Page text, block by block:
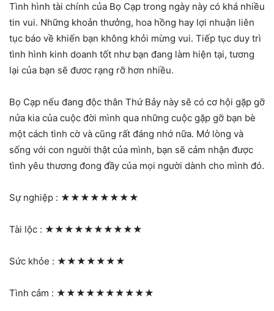
Tình hình tài chính của Bọ Cạp trong ngày này có khá nhiều
tin vui. Những khoản thưởng, hoa hồng hay lợi nhuận liên
tục báo về khiến bạn không khỏi mừng vui. Tiếp tục duy trì
tình hình kinh doanh tốt như bạn đang làm hiện tại, tương
lại của bạn sẽ đươc rạng rỡ hơn nhiều.
Bọ Cạp nếu đang độc thân Thứ Bảy này sẽ có cơ hội gặp gỡ
nửa kia của cuộc đời mình qua những cuộc gặp gỡ bạn bè
một cách tình cờ và cũng rất đáng nhớ nữa. Mở lòng và
sống với con người thật của mình, bạn sẽ cảm nhận được
tình yêu thương đong đầy của mọi người dành cho mình đó.
Sự nghiệp : ★★★★★★★★
Tài lộc : ★★★★★★★★★★
Sức khỏe : ★★★★★★★
Tình cảm : ★★★★★★★★★★